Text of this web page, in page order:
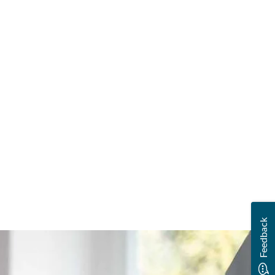
Feedback